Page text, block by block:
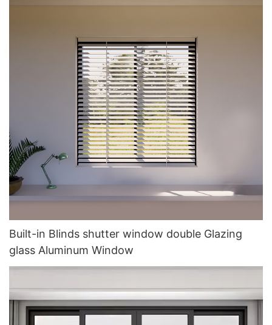
Built-in Blinds shutter window double Glazing
glass Aluminum Window